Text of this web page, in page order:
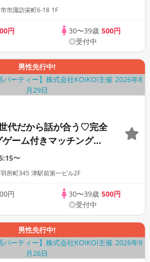
市諏訪栄町6-18 1F
円
30〜39歳 500円
◎受付中
男性先行中!
代だから話が合う♡完全
ーム付きマッチングコ
〜
所町345 津駅前第一ビル2F
円
30〜39歳 500円
◎受付中
男性先行中!